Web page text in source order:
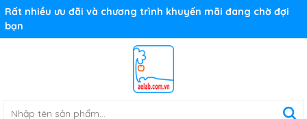
Rất nhiều ưu đãi và chương trình khuyến mãi đang chờ đợi
bạn